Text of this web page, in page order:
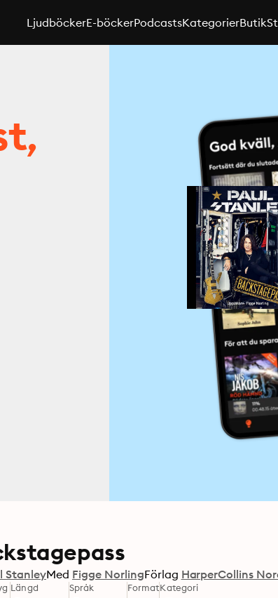
LjudböckerE-böckerPodcastsKategorierButik
StanleyMed Figge NorlingFörlag HarperCollins
Längd Språk FormatKategori